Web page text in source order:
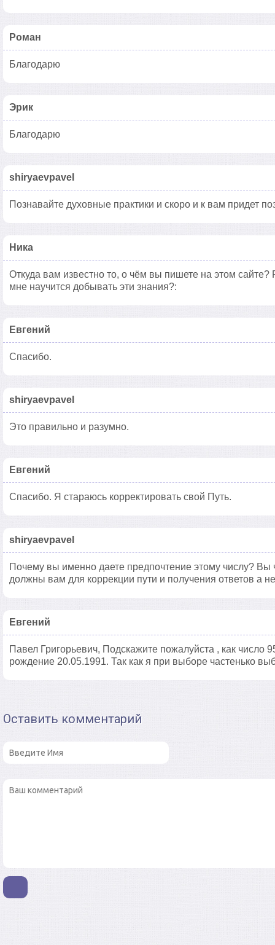
Роман
Благодарю
Эрик
Благодарю
shiryaevpavel
Познавайте духовные практики и скоро и к вам придет
Ника
Откуда вам известно то, о чëм вы пишете на этом
мне научится добывать эти знания?:
Евгений
Спасибо.
shiryaevpavel
Это правильно и разумно.
Евгений
Спасибо. Я стараюсь корректировать свой Путь.
shiryaevpavel
Почему вы именно даете предпочтение этому числу? Вы
должны вам для коррекции пути и получения ответов а
Евгений
Павел Григорьевич, Подскажите пожалуйста , как число
рождение 20.05.1991. Так как я при выборе частенько
Оставить комментарий